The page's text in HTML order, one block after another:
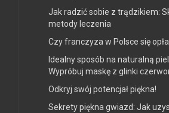
Jak radzić sobie z trądzikiem:
metody leczenia
Czy franczyza w Polsce się
Idealny sposób na naturalną
Wypróbuj maskę z glinki
Odkryj swój potencjał piękna!
Sekrety piękna gwiazd: Jak